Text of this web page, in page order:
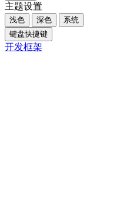
主题设置
浅色 深色
系统
键盘快捷键
开发框架